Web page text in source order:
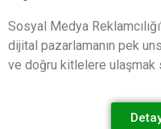
Sosyal Medya
dijital pazarlamanın pek
ve doğru kitlelere ulaşmak